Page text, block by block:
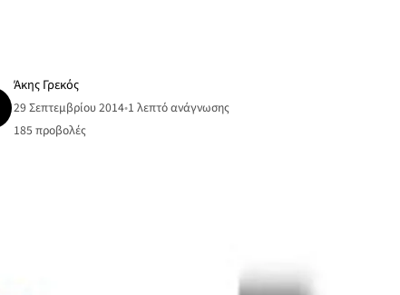
Άκης Γρεκός
29 Σεπτεμβρίου 2014•1 λεπτό ανάγνωσης
185 προβολές